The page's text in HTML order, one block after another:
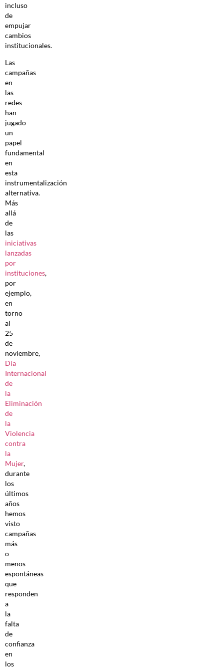
incluso
de
empujar
cambios
institucionales.
Las
campañas
en
las
redes
han
jugado
un
papel
fundamental
en
esta
instrumentalización
alternativa.
Más
allá
de
las
iniciativas
lanzadas
por
instituciones,
por
ejemplo,
en
torno
al
25
de
noviembre,
Día
Internacional
de
la
Eliminación
de
la
Violencia
contra
la
Mujer,
durante
los
últimos
años
hemos
visto
campañas
más
o
menos
espontáneas
que
responden
a
la
falta
de
confianza
en
los